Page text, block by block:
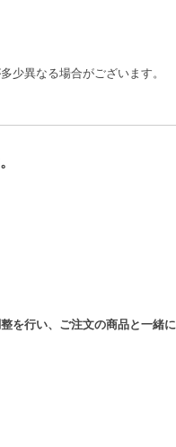
少異なる場合がございます。
を行い、ご注文の商品と一緒に